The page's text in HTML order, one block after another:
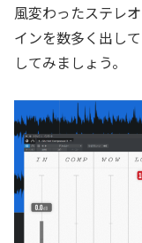
風変わったステレ
インを数多く出し
してみましょう。